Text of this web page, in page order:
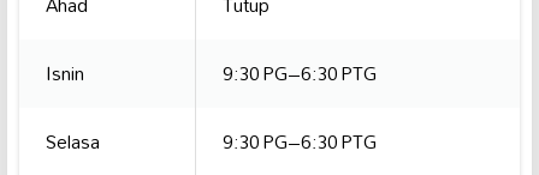
Isnin
9:30 PG–6:30 PTG
Selasa
9:30 PG–6:30 PTG